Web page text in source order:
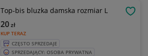
Top-bis bluzka damska rozmiar L
KUP TERAZ
20zł
CZĘSTO SPRZEDAJE
SPRZEDAJĄCY: OSOBA PRYWATNA